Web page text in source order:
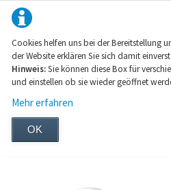
Cookies helfen uns bei der Bereitstellung
der Website erklären Sie sich damit
Hinweis:Sie können diese Box für
und einstellen ob sie wieder geöffnet
Mehr erfahren
OK